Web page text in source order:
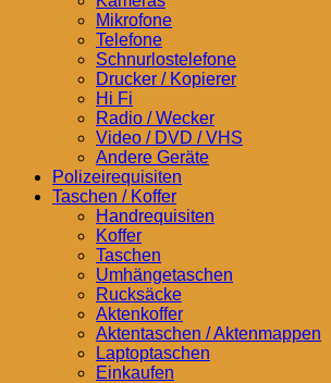
Mikrofone
Telefone
Schnurlostelefone
Drucker / Kopierer
Hi Fi
Radio / Wecker
Video / DVD / VHS
Andere Geräte
Polizeirequisiten
Taschen / Koffer
Handrequisiten
Koffer
Taschen
Umhängetaschen
Rucksäcke
Aktenkoffer
Aktentaschen / Aktenmappen
Laptoptaschen
Einkaufen